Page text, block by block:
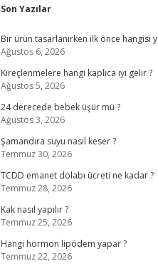
Sidebar
Son Yazılar
Bir ürün tasarlanırken ilk önce hangisi
Ağustos 6, 2026
Kireçlenmelere hangi kaplıca iyi gelir ?
Ağustos 5, 2026
24 derecede bebek üşür mü ?
Ağustos 3, 2026
Şamandıra suyu nasıl keser ?
Temmuz 30, 2026
TCDD emanet dolabı ücreti ne kadar ?
Temmuz 28, 2026
Kak nasıl yapılır ?
Temmuz 25, 2026
Hangi hormon lipödem yapar ?
Temmuz 22, 2026